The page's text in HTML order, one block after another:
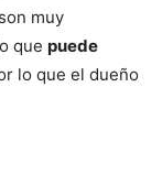
muy
que puede
lo que el dueño